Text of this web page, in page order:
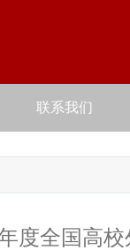
联系我们
度全国高